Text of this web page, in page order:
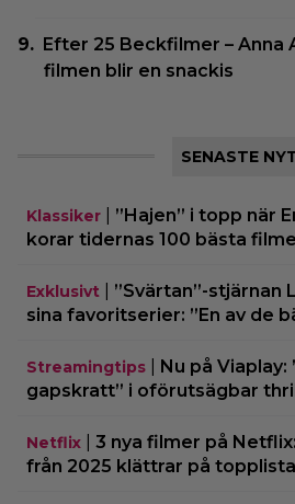
Efter 25 Beckfilmer – Anna
filmen blir en snackis
SENASTE
Klassiker
”Hajen” i topp när
korar tidernas 100 bästa
Exklusivt
”Svärtan”-stjärnan
sina favoritserier: ”En av de
Streamingtips
Nu på
gapskratt” i oförutsägbar
Netflix
3 nya filmer på
från 2025 klättrar på